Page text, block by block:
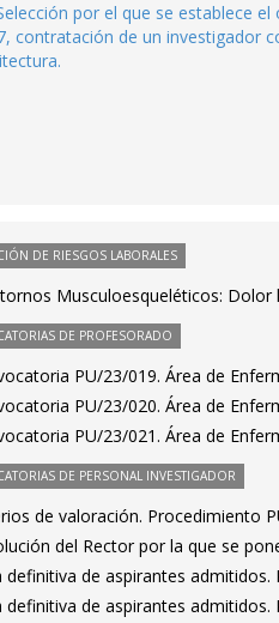
por el que se establece
contratación de un investigador
DE RIESGOS LABORALES
Musculoesqueléticos: Dolor
DE PROFESORADO
PU/23/019. Área de
PU/23/020. Área de
PU/23/021. Área de
DE PERSONAL INVESTIGADOR
de valoración. Procedimiento
del Rector por la que se
definitiva de aspirantes
definitiva de aspirantes